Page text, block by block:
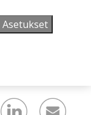
Asetukset